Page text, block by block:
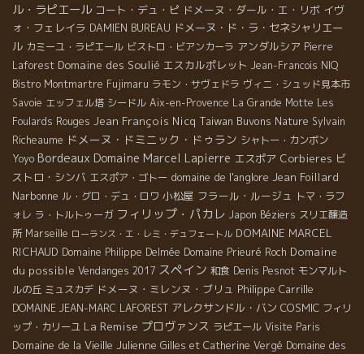
ル・ラピエール コート・デュ・ピ ドメーヌ・ダール・エ・リボ イヴ
ォ・フェレイラ DAMIEN BUREAU ドメーヌ・ド・ラ・セネシャリエー
ル カミーユ・ラピエール ビストロ・ビアンカーラ アンダルシア Pierre
Laforest Domaine des Soulié エスカルポレット Jean-Francois NIQ
Bistro Montmartre Fujimaru ラモン・サヴェドラ ヴィニ・シュッド見本市
Savoie エッフェル塔 シードル Aix-en-Provence La Grande Motte Les
Foulards Rouges Jean François Nicq Taiwan Buvons Nature Sylvain
Richeaume ドメーヌ・ドミニック・ドゥラン シャトー・カンボン
Yoyo Bordeaux Domaine Marcel Lapierre エスポア Corbieres ビ
ストロ・シンバ エスポア・ゴトー domaine de l'anglore Jean Foillard
Narbonne ル・グロ・デュ・ロワ 小松屋 フラール・ルージュ
トマ・ラフ
ォレ ラ・トルトゥーガ フィリップ・パカレ Japon Béziers スリエ醸造
所 Marseille ローランス・エ・レミ・デュフェートル DOMAINE MARCEL
RICHAUD Domaine Philippe Delmée Domaine Prieuré Roch Domaine
du possible Vendanges 2017 スペイン 和食 Denis Pesnot モンマルト
ルの丘 ミュスカデ ドメーヌ・ミレンヌ・ブリュ Philippe Carrille
DOMAINE JEAN-MARC LAFOREST アレクサンドル・バン COSMIC フィリ
ップ・カリーユ La Remise プロヴァンス ラピエール Visite Paris
Domaine de la Vieille Julienne Gilles et Catherine Vergé Domaine des